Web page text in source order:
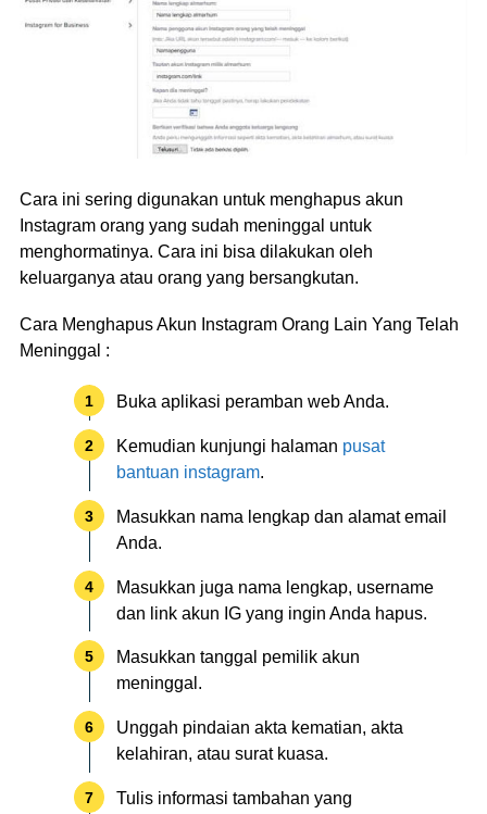
Cara ini sering digunakan untuk menghapus akun
Instagram orang yang sudah meninggal untuk
menghormatinya. Cara ini bisa dilakukan oleh
keluarganya atau orang yang bersangkutan.
Cara Menghapus Akun Instagram Orang Lain Yang Telah
Meninggal :
Buka aplikasi peramban web Anda.
Kemudian kunjungi halaman pusat
bantuan instagram.
Masukkan nama lengkap dan alamat email
Anda.
Masukkan juga nama lengkap, username
dan link akun IG yang ingin Anda hapus.
Masukkan tanggal pemilik akun
meninggal.
Unggah pindaian akta kematian, akta
kelahiran, atau surat kuasa.
Tulis informasi tambahan yang